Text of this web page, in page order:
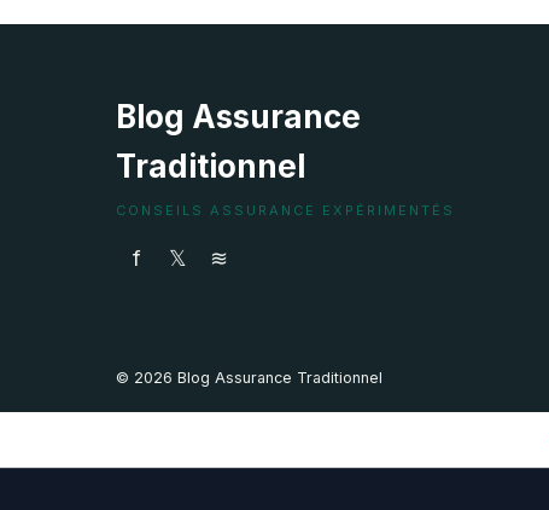
Blog Assurance
Traditionnel
CONSEILS ASSURANCE EXPÉRIMENTÉS
f 𝕏 ≋
© 2026 Blog Assurance Traditionnel